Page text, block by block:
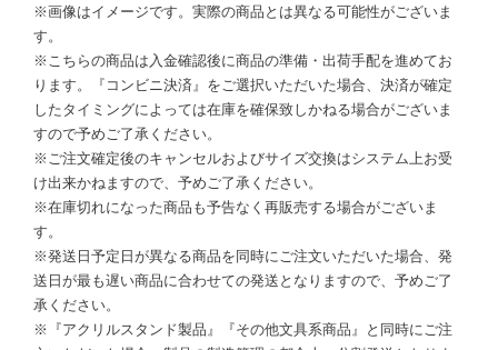
※画像はイメージです。実際の商品とは異なる可能性がございま
す。
※こちらの商品は入金確認後に商品の準備・出荷手配を進めてお
ります。『コンビニ決済』をご選択いただいた場合、決済が確定
したタイミングによっては在庫を確保致しかねる場合がございま
すので予めご了承ください。
※ご注文確定後のキャンセルおよびサイズ交換はシステム上お受
け出来かねますので、予めご了承ください。
※在庫切れになった商品も予告なく再販売する場合がございま
す。
※発送日予定日が異なる商品を同時にご注文いただいた場合、発
送日が最も遅い商品に合わせての発送となりますので、予めご了
承ください。
※『アクリルスタンド製品』『その他文具系商品』と同時にご注